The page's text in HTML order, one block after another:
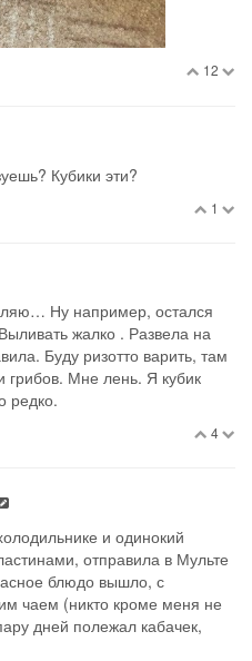
12
Кубики эти?
1
Ну например, остался
жалко . Развела на
Буду ризотто варить, там
грибов. Мне лень. Я кубик
редко.
4
и одинокий
отправила в Мульте
блюдо вышло, с
чаем (никто кроме меня не
дней полежал кабачек,